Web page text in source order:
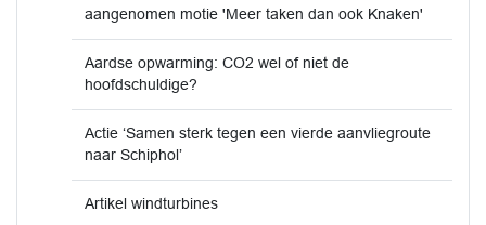
aangenomen motie 'Meer taken dan ook Knaken'
Aardse opwarming: CO2 wel of niet de
hoofdschuldige?
Actie ‘Samen sterk tegen een vierde aanvliegroute
naar Schiphol’
Artikel windturbines